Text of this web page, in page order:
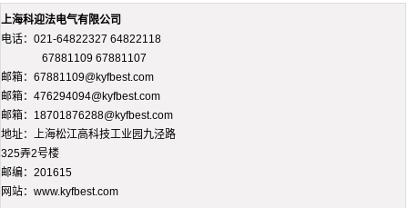
上海科迎法电气有限公司
电话：021-64822327 64822118
67881109 67881107
邮箱：67881109@kyfbest.com
邮箱：476294094@kyfbest.com
邮箱：18701876288@kyfbest.com
地址：上海松江高科技工业园九泾路
325弄2号楼
邮编：201615
网站：www.kyfbest.com